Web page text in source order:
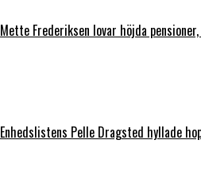
Mette Frederiksen lovar höjda
Enhedslistens Pelle Dragsted hyllade